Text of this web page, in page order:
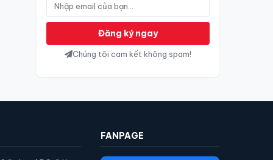
Đăng ký ngay
Chúng tôi cam kết không spam!
FANPAGE